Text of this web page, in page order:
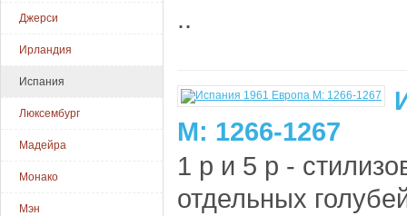
Джерси
Ирландия
Испания
Люксембург
Мадейра
Монако
Мэн
..
М: 1266-1267
1 р и 5 р -
отдельных